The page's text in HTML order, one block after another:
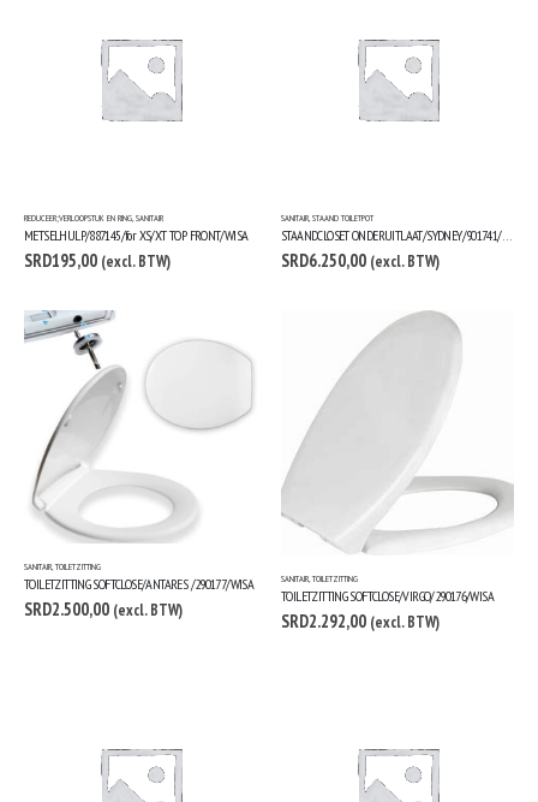
REDUCEER;VERLOOPSTUK EN RING, SANITAIR
METSELHULP/887145/for XS/XT TOP FRONT/WISA
SRD195,00 (excl. BTW)
SANITAIR, STAAND TOILETPOT
STAANDCLOSET ONDERUITLAAT/SYDNEY/901741/VLAKSPOEL WIT/WISA
SRD6.250,00 (excl. BTW)
SANITAIR, TOILETZITTING
TOILETZITTING SOFTCLOSE/ANTARES /290177/WISA
SRD2.500,00 (excl. BTW)
SANITAIR TOILETZITTING
TOILETZITTING SOFTCLOSE/VIRGO/290176/WISA
SRD2.292,00 (excl. BTW)